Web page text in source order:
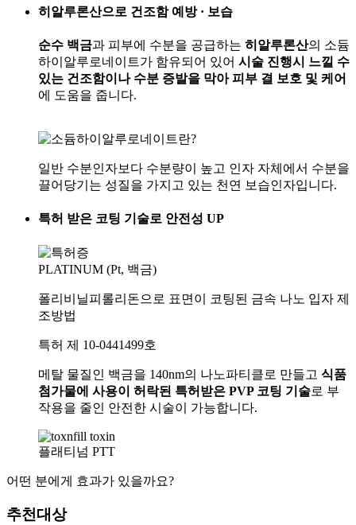
히알루론산으로 건조함 예방 · 보습
순수 백금과 피부에 수분을 공급하는 히알루론산의 소듐
하이알루로네이트가 함유되어 있어 시술 진행시 느낄 수
있는 건조함이나 수분 증발을 막아 피부 결 보호 및 케어
에 도움을 줍니다.
일반 수분인자보다 수분량이 높고 인자 자체에서 수분을
끌어당기는 성질을 가지고 있는 천연 보습인자입니다.
특허 받은 코팅 기술로 안전성 UP
PLATINUM (Pt, 백금)
폴리비닐피롤리돈으로 표면이 코팅된 금속 나노 입자 제
조방법
특허 제 10-0441499호
메탈 물질인 백금을 140nm의 나노파티클로 만들고 식품
첨가물에 사용이 허락된 특허받은 PVP 코팅 기술로 부
작용을 줄인 안전한 시술이 가능합니다.
플래티넘 PTT
어떤 분에게 효과가 있을까요?
추천대상